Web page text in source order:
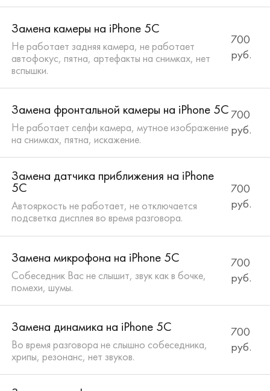
Замена камеры на iPhone 5C
Не работает задняя камера, не работает
автофокус, пятна, артефакты на снимках, нет
вспышки.
700
руб.
Замена фронтальной камеры на iPhone 5C
Не работает селфи камера, мутное изображение
на снимках, пятна, искажение.
700
руб.
Замена датчика приближения на iPhone
5C
Автояркость не работает, не отключается
подсветка дисплея во время разговора.
700
руб.
Замена микрофона на iPhone 5C
Собеседник Вас не слышит, звук как в бочке,
помехи, шумы.
700
руб.
Замена динамика на iPhone 5C
Во время разговора не слышно собеседника,
хрипы, резонанс, нет звуков.
700
руб.